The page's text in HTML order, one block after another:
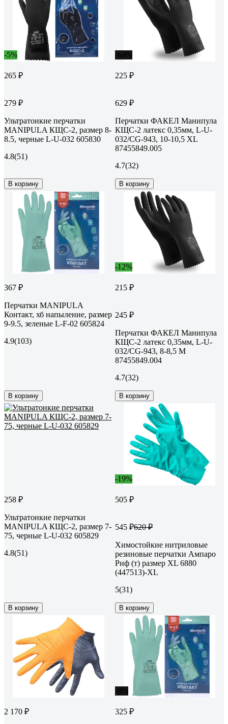
-5%
265 ₽
279 ₽
Ультратонкие перчатки
MANIPULA КЩС-2, размер 8-
8.5, черные L-U-032 605830
4.8(51)
В корзину
225 ₽
629 ₽
Перчатки ФАКЕЛ Манипула
КЩС-2 латекс 0,35мм, L-U-
032/CG-943, 10-10,5 XL
87455849.005
4.7(32)
В корзину
367 ₽
Перчатки MANIPULA
Контакт, хб напыление, размер
9-9.5, зеленые L-F-02 605824
4.9(103)
В корзину
-12%
215 ₽
245 ₽
Перчатки ФАКЕЛ Манипула
КЩС-2 латекс 0,35мм, L-U-
032/CG-943, 8-8,5 M
87455849.004
4.7(32)
В корзину
258 ₽
Ультратонкие перчатки
MANIPULA КЩС-2, размер 7-
75, черные L-U-032 605829
4.8(51)
В корзину
-19%
505 ₽
545 ₽620 ₽
Химостойкие нитриловые
резиновые перчатки Ампаро
Риф (т) размер XL 6880
(447513)-XL
5(31)
В корзину
2 170 ₽ 325 ₽